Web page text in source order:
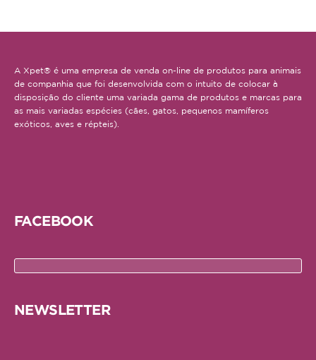
Ratazana
Ouriço
Esquilo
Médias
Tartaruga
A Xpet® é uma empresa de venda on-line de produtos para animais
de companhia que foi desenvolvida com o intuito de colocar à
disposição do cliente uma variada gama de produtos e marcas para
as mais variadas espécies (cães, gatos, pequenos mamíferos
exóticos, aves e répteis).
FACEBOOK
NEWSLETTER